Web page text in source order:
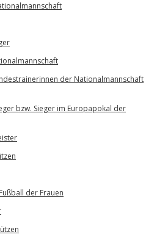
der Nationalmannschaft
bzw. Sieger im Europapokal der
der Frauen